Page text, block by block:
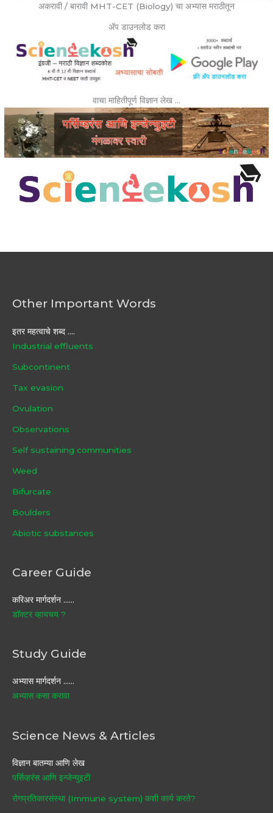
अकरावी / बारावी MHT-CET (Biology) चा अभ्यास मराठीतून
ॲप डाउनलोड करा
वाचा माहितीपूर्ण विज्ञान लेख …
Other Important Words
इतर महत्वाचे शब्द ....
Industrial effluents
Subcontinent
Tax evasion
Ovulation
Observations
Self sustaining communities
Weed
Bifurcate
Boulders
Abiotic substances
Career Guide
करिअर मार्गदर्शन ……
डॉक्टर व्हायचय ?
Study Guide
अभ्यास मार्गदर्शन ……
अभ्यास कसा करावा
Science News & Articles
विज्ञान बातम्या आणि लेख
पर्सिव्हरंस आणि इन्जेन्युइटी
रोगप्रतिकारसंस्था (Immune system) कशी कार्य करते?